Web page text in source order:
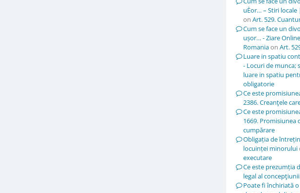
uÈor… – Stiri
on Art. 529.
Cum se face un
ușor… - Ziare
Romaniaon Art.
Luare in spatiu
- Locuri de munca;
luare in spatiu
obligatorie
Ce este
2386. Creanţele
Ce este
1669. Promisiunea
cumpărare
Obligația de
locuinței minorului
executare
Ce este prezumția
legal al concepţiunii
Poate fi închiriată